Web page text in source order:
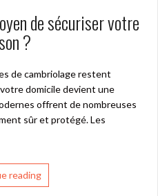
de sécuriser votre
?
de cambriolage restent
domicile devient une
offrent de nombreuses
sûr et protégé. Les
reading